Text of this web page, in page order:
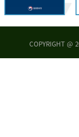
COPYRIGHT @